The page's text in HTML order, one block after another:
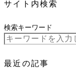
サイト内検索
検索キーワード
最近の記事